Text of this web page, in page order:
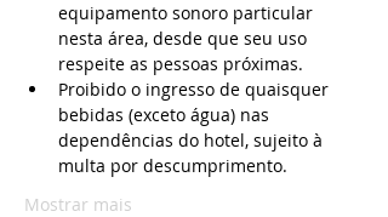
equipamento sonoro particular
nesta área, desde que seu uso
respeite as pessoas próximas.
Proibido o ingresso de quaisquer
bebidas (exceto água) nas
dependências do hotel, sujeito à
multa por descumprimento.
Mostrar mais